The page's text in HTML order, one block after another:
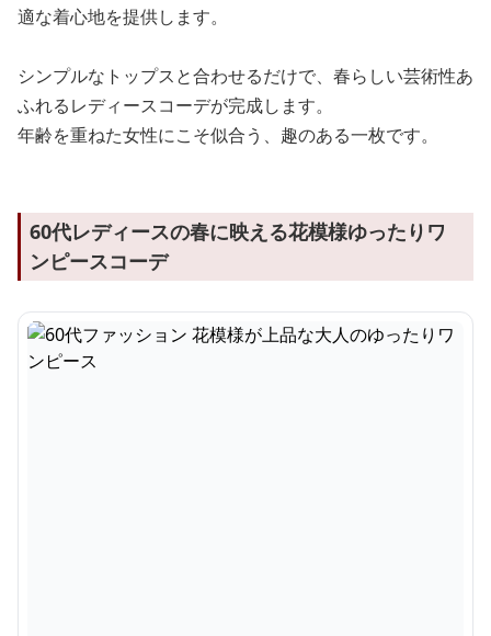
適な着心地を提供します。
シンプルなトップスと合わせるだけで、春らしい芸術性あ
ふれるレディースコーデが完成します。
年齢を重ねた女性にこそ似合う、趣のある一枚です。
60代レディースの春に映える花模様ゆったりワ
ンピースコーデ